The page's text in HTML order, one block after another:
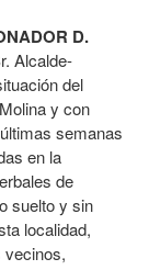
D.
Alcalde-
del
y con
semanas
en la
de
suelto y sin
localidad,
vecinos,